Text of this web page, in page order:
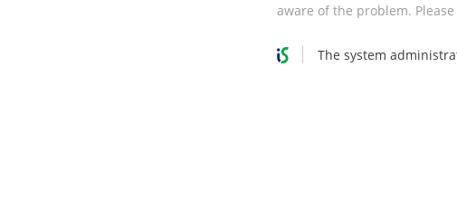
aware of the problem.
The system